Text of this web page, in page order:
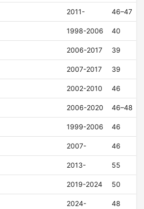
2011- 46–47
1998-2006 40
2006-2017 39
2007-2017 39
2002-2010 46
2006-2020 46–48
1999-2006 46
2007- 46
2013- 55
2019-2024 50
2024- 48